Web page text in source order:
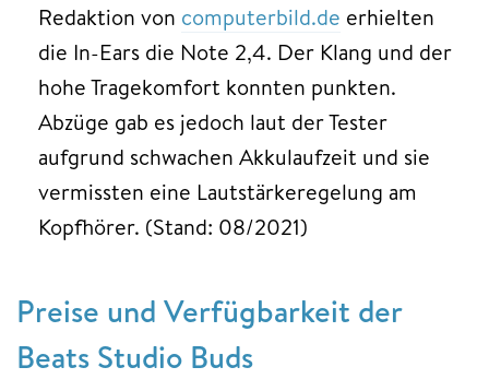
Redaktion von computerbild.de erhielten
die In-Ears die Note 2,4. Der Klang und der
hohe Tragekomfort konnten punkten.
Abzüge gab es jedoch laut der Tester
aufgrund schwachen Akkulaufzeit und sie
vermissten eine Lautstärkeregelung am
Kopfhörer. (Stand: 08/2021)
Preise und Verfügbarkeit der
Beats Studio Buds